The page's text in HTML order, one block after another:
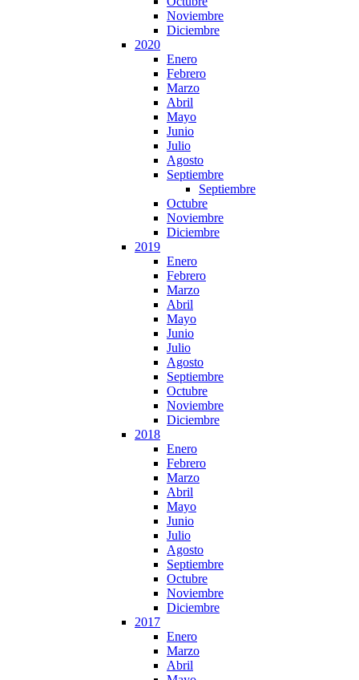
Noviembre
Diciembre
2020
Enero
Febrero
Marzo
Abril
Mayo
Junio
Julio
Agosto
Septiembre
Septiembre
Octubre
Noviembre
Diciembre
2019
Enero
Febrero
Marzo
Abril
Mayo
Junio
Julio
Agosto
Septiembre
Octubre
Noviembre
Diciembre
2018
Enero
Febrero
Marzo
Abril
Mayo
Junio
Julio
Agosto
Septiembre
Octubre
Noviembre
Diciembre
2017
Enero
Marzo
Abril